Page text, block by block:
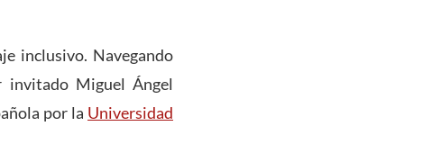
inclusivo. Navegando
invitado Miguel Ángel
por la Universidad